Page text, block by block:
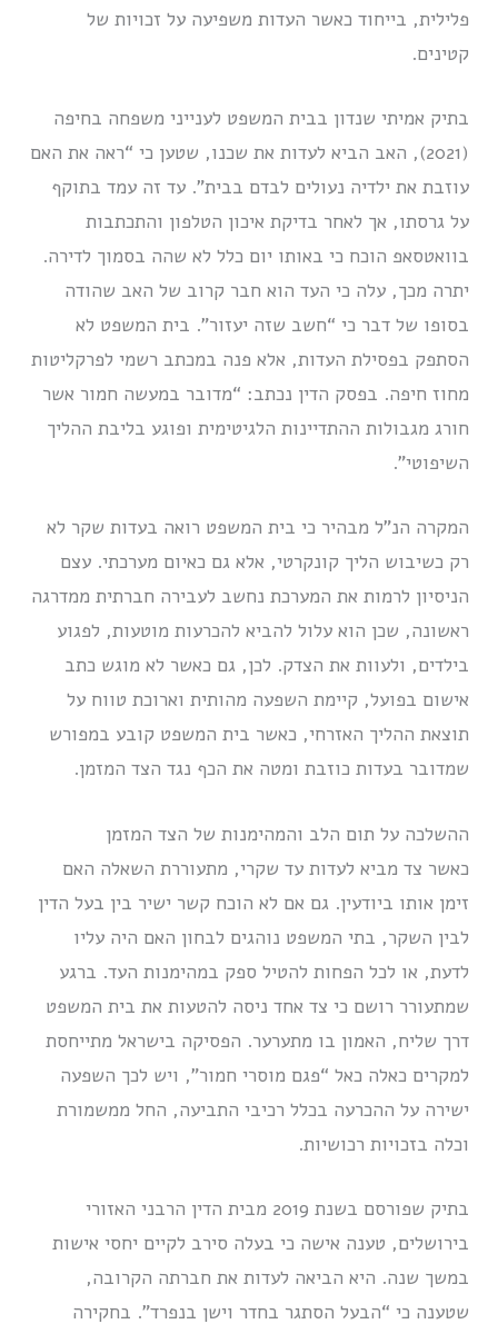
פלילית, בייחוד כאשר העדות משפיעה על זכויות של
קטינים.
בתיק אמיתי שנדון בבית המשפט לענייני משפחה בחיפה
(2021), האב הביא לעדות את שכנו, שטען כי “ראה את האם
עוזבת את ילדיה נעולים לבדם בבית”. עד זה עמד בתוקף
על גרסתו, אך לאחר בדיקת איכון הטלפון והתכתבות
בוואטסאפ הוכח כי באותו יום כלל לא שהה בסמוך לדירה.
יתרה מכך, עלה כי העד הוא חבר קרוב של האב שהודה
בסופו של דבר כי “חשב שזה יעזור”. בית המשפט לא
הסתפק בפסילת העדות, אלא פנה במכתב רשמי לפרקליטות
מחוז חיפה. בפסק הדין נכתב: “מדובר במעשה חמור אשר
חורג מגבולות ההתדיינות הלגיטימית ופוגע בליבת ההליך
השיפוטי”.
המקרה הנ”ל מבהיר כי בית המשפט רואה בעדות שקר לא
רק כשיבוש הליך קונקרטי, אלא גם כאיום מערכתי. עצם
הניסיון לרמות את המערכת נחשב לעבירה חברתית ממדרגה
ראשונה, שכן הוא עלול להביא להכרעות מוטעות, לפגוע
בילדים, ולעוות את הצדק. לכן, גם כאשר לא מוגש כתב
אישום בפועל, קיימת השפעה מהותית וארוכת טווח על
תוצאת ההליך האזרחי, כאשר בית המשפט קובע במפורש
שמדובר בעדות כוזבת ומטה את הכף נגד הצד המזמן.
ההשלכה על תום הלב והמהימנות של הצד המזמן
כאשר צד מביא לעדות עד שקרי, מתעוררת השאלה האם
זימן אותו ביודעין. גם אם לא הוכח קשר ישיר בין בעל הדין
לבין השקר, בתי המשפט נוהגים לבחון האם היה עליו
לדעת, או לכל הפחות להטיל ספק במהימנות העד. ברגע
שמתעורר רושם כי צד אחד ניסה להטעות את בית המשפט
דרך שליח, האמון בו מתערער. הפסיקה בישראל מתייחסת
למקרים כאלה כאל “פגם מוסרי חמור”, ויש לכך השפעה
ישירה על ההכרעה בכלל רכיבי התביעה, החל ממשמורת
וכלה בזכויות רכושיות.
בתיק שפורסם בשנת 2019 מבית הדין הרבני האזורי
בירושלים, טענה אישה כי בעלה סירב לקיים יחסי אישות
במשך שנה. היא הביאה לעדות את חברתה הקרובה,
שטענה כי “הבעל הסתגר בחדר וישן בנפרד”. בחקירה